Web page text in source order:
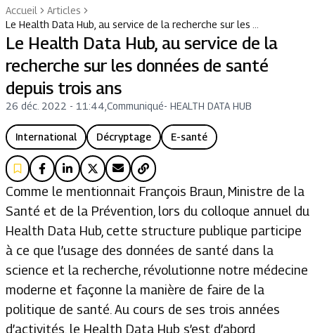
Accueil
Articles
Le Health Data Hub, au service de la recherche sur les …
Le Health Data Hub, au service de la
recherche sur les données de santé
depuis trois ans
26 déc. 2022 - 11:44 Communiqué- HEALTH DATA HUB
International Décryptage E-santé
Comme le mentionnait François Braun, Ministre de la
Santé et de la Prévention, lors du colloque annuel du
Health Data Hub, cette structure publique participe
à ce que l’usage des données de santé dans la
science et la recherche, révolutionne notre médecine
moderne et façonne la manière de faire de la
politique de santé. Au cours de ses trois années
d’activités, le Health Data Hub s’est d’abord